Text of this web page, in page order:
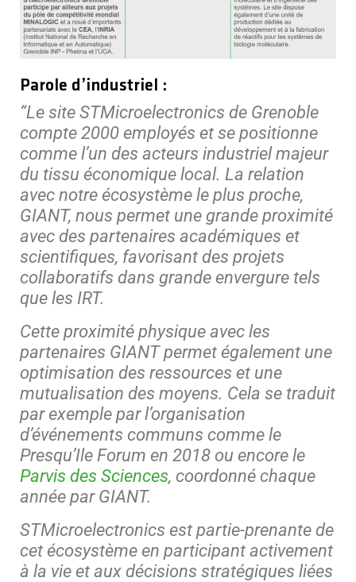
Parole d’industriel :
“Le site STMicroelectronics de Grenoble
compte 2000 employés et se positionne
comme l’un des acteurs industriel majeur
du tissu économique local. La relation
avec notre écosystème le plus proche,
GIANT, nous permet une grande proximité
avec des partenaires académiques et
scientifiques, favorisant des projets
collaboratifs dans grande envergure tels
que les IRT.
Cette proximité physique avec les
partenaires GIANT permet également une
optimisation des ressources et une
mutualisation des moyens. Cela se traduit
par exemple par l’organisation
d’événements communs comme le
Presqu’Ile Forum en 2018 ou encore le
Parvis des Sciences, coordonné chaque
année par GIANT.
STMicroelectronics est partie-prenante de
cet écosystème en participant activement
à la vie et aux décisions stratégiques liées